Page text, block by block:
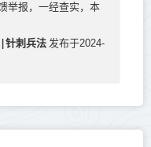
举报，一经查实，本
针刺兵法 发布于2024-